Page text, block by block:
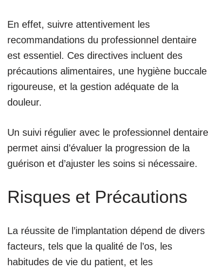
En effet, suivre attentivement les
recommandations du professionnel dentaire
est essentiel. Ces directives incluent des
précautions alimentaires, une hygiène buccale
rigoureuse, et la gestion adéquate de la
douleur.
Un suivi régulier avec le professionnel dentaire
permet ainsi d’évaluer la progression de la
guérison et d’ajuster les soins si nécessaire.
Risques et Précautions
La réussite de l’implantation dépend de divers
facteurs, tels que la qualité de l’os, les
habitudes de vie du patient, et les